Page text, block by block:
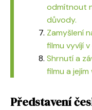
odmítnout
důvody.
Zamyšlení
filmu vyvíjí
Shrnutí a
filmu a
Představení